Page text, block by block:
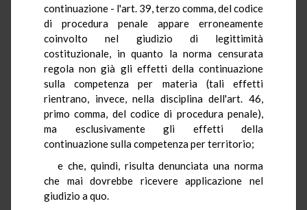
continuazione - l'art. 39, terzo comma, del codice
di procedura penale appare erroneamente
coinvolto nel giudizio di legittimità
costituzionale, in quanto la norma censurata
regola non già gli effetti della continuazione
sulla competenza per materia (tali effetti
rientrano, invece, nella disciplina dell'art. 46,
primo comma, del codice di procedura penale),
ma esclusivamente gli effetti della
continuazione sulla competenza per territorio;
e che, quindi, risulta denunciata una norma
che mai dovrebbe ricevere applicazione nel
giudizio a quo.